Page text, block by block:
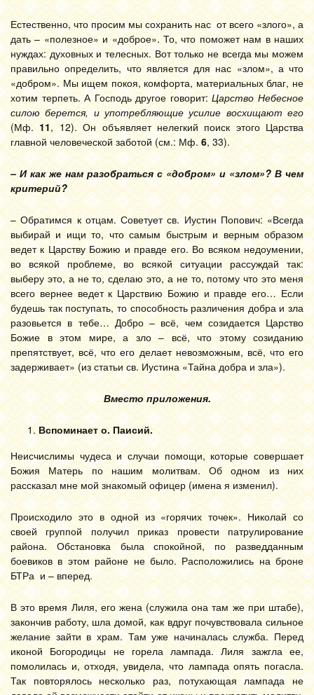
Естественно, что просим мы сохранить нас от всего «злого», а
дать – «полезное» и «доброе». То, что поможет нам в наших
нуждах: духовных и телесных. Вот только не всегда мы можем
правильно определить, что является для нас «злом», а что
«добром». Мы ищем покоя, комфорта, материальных благ, не
хотим терпеть. А Господь другое говорит:Царство Небесное
силою берется, и употребляющие усилие восхищают его
(Мф. 11, 12). Он объявляет нелегкий поиск этого Царства
главной человеческой заботой (см.: Мф. 6, 33).
– И как же нам разобраться с «добром» и «злом»? В чем
критерий?
– Обратимся к отцам. Советует св. Иустин Попович: «Всегда
выбирай и ищи то, что самым быстрым и верным образом
ведет к Царству Божию и правде его. Во всяком недоумении,
во всякой проблеме, во всякой ситуации рассуждай так:
выберу это, а не то, сделаю это, а не то, потому что это меня
всего вернее ведет к Царствию Божию и правде его… Если
будешь так поступать, то способность различения добра и зла
разовьется в тебе… Добро – всё, чем созидается Царство
Божие в этом мире, а зло – всё, что этому созиданию
препятствует, всё, что его делает невозможным, всё, что его
задерживает» (из статьи св. Иустина «Тайна добра и зла»).
Вместо приложения.
Вспоминает о. Паисий.
Неисчислимы чудеса и случаи помощи, которые совершает
Божия Матерь по нашим молитвам. Об одном из них
рассказал мне мой знакомый офицер (имена я изменил).
Происходило это в одной из «горячих точек». Николай со
своей группой получил приказ провести патрулирование
района. Обстановка была спокойной, по разведданным
боевиков в этом районе не было. Расположились на броне
БТРа и – вперед.
В это время Лиля, его жена (служила она там же при штабе),
закончив работу, шла домой, как вдруг почувствовала сильное
желание зайти в храм. Там уже начиналась служба. Перед
иконой Богородицы не горела лампада. Лиля зажгла ее,
помолилась и, отходя, увидела, что лампада опять погасла.
Так повторялось несколько раз, потухающая лампада не